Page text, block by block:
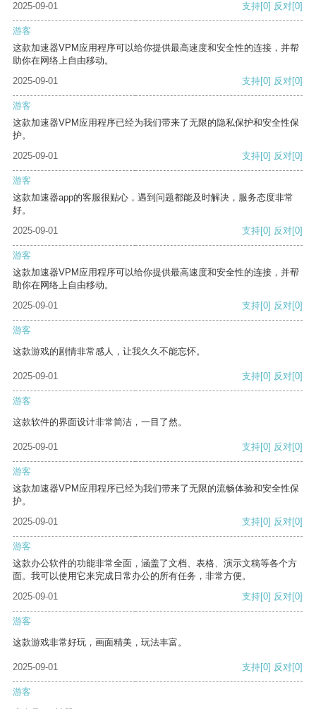
2025-09-01 支持[0] 反对[0]
游客
这款加速器VPM应用程序可以给你提供最高速度和安全性的连接，并帮
助你在网络上自由移动。
2025-09-01
支持[0] 反对[0]
游客
这款加速器VPM应用程序已经为我们带来了无限的隐私保护和安全性保
护。
2025-09-01
支持[0] 反对[0]
游客
这款加速器app的客服很贴心，遇到问题都能及时解决，服务态度非常
好。
2025-09-01
支持[0] 反对[0]
游客
这款加速器VPM应用程序可以给你提供最高速度和安全性的连接，并帮
助你在网络上自由移动。
2025-09-01
支持[0] 反对[0]
游客
这款游戏的剧情非常感人，让我久久不能忘怀。
2025-09-01 支持[0] 反对[0]
游客
这款软件的界面设计非常简洁，一目了然。
2025-09-01 支持[0] 反对[0]
游客
这款加速器VPM应用程序已经为我们带来了无限的流畅体验和安全性保
护。
2025-09-01
支持[0] 反对[0]
游客
这款办公软件的功能非常全面，涵盖了文档、表格、演示文稿等各个方
面。我可以使用它来完成日常办公的所有任务，非常方便。
2025-09-01
支持[0] 反对[0]
游客
这款游戏非常好玩，画面精美，玩法丰富。
2025-09-01 支持[0] 反对[0]
游客